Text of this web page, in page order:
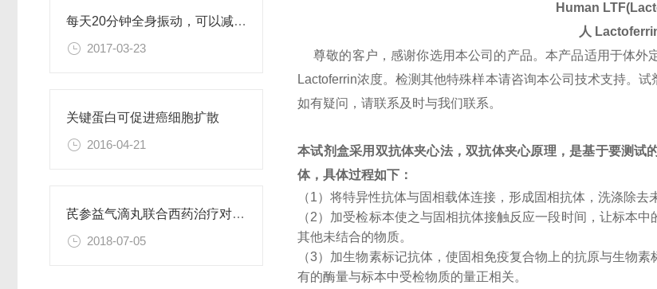
每天20分钟全身振动，可以减肥、对抗糖尿病
2017-03-23
关键蛋白可促进癌细胞扩散
2016-04-21
芪参益气滴丸联合西药治疗对稳定型心绞痛患者血清抵抗素水平的影响
2018-07-05
Human
人
尊敬的客户，感谢你选用本公司的产品。本产品适用于体
Lactoferrin浓度。检测其他特殊样本请咨询本公司技术支持。
如有疑问，请联系及时与我们联系。
本试剂盒采用双抗体夹心法，双抗体夹心原理，是基于要测
体，具体过程如下：
（1）将特异性抗体与固相载体连接，形成固相抗体，洗涤除
（2）加受检标本使之与固相抗体接触反应一段时间，让标本
其他未结合的物质。
（3）加生物素标记抗体，使固相免疫复合物上的抗原与生物
有的酶量与标本中受检物质的量正相关。